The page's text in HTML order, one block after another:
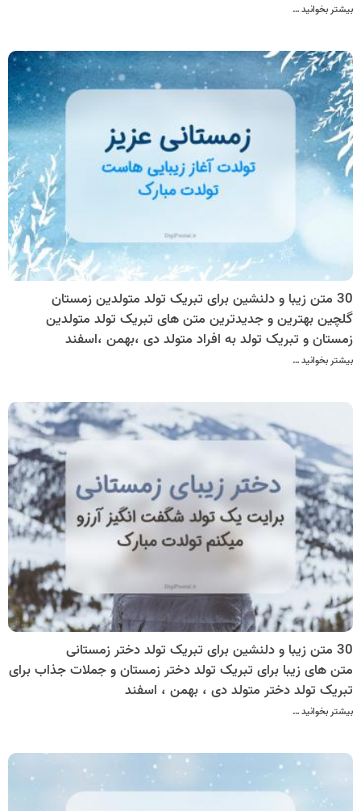
بیشتر بخوانید …
30 متن زیبا و دلنشین برای تبریک تولد متولدین زمستان
گلچین بهترین و جدیدترین متن های تبریک تولد متولدین
زمستان و تبریک تولد به افراد متولد دی ،بهمن ،اسفند
بیشتر بخوانید …
30 متن زیبا و دلنشین برای تبریک تولد دختر زمستانی
متن های زیبا برای تبریک تولد دختر زمستان و جملات جذاب برای
تبریک تولد دختر متولد دی ، بهمن ، اسفند
بیشتر بخوانید …